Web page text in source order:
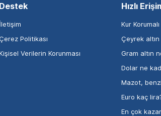
Destek
İletişim
Politikası
Verilerin Korunması
Hızlı
Kur
Çeyrek altın
Gram altın
Dolar ne
Mazot,
Euro kaç
En çok